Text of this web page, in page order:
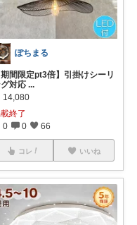
ぽちまる
期間限定pt3倍】引掛けシーリ
対応 ...
14,080
終了
0 0 66
コレ いいね